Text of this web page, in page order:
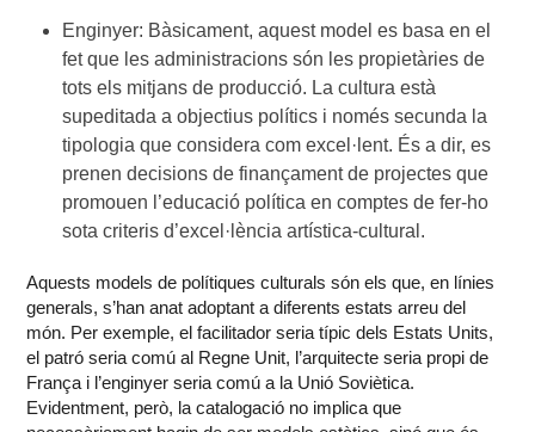
Enginyer: Bàsicament, aquest model es basa en el
fet que les administracions són les propietàries de
tots els mitjans de producció. La cultura està
supeditada a objectius polítics i només secunda la
tipologia que considera com excel·lent. És a dir, es
prenen decisions de finançament de projectes que
promouen l’educació política en comptes de fer-ho
sota criteris d’excel·lència artística-cultural.
Aquests models de polítiques culturals són els que, en línies
generals, s’han anat adoptant a diferents estats arreu del
món. Per exemple, el facilitador seria típic dels Estats Units,
el patró seria comú al Regne Unit, l’arquitecte seria propi de
França i l’enginyer seria comú a la Unió Soviètica.
Evidentment, però, la catalogació no implica que